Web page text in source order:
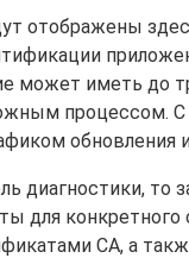
отображены
может иметь до
процессом.
диагностики, то
для
CA, а